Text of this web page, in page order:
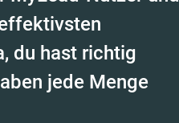
du hast richtig
jede Menge